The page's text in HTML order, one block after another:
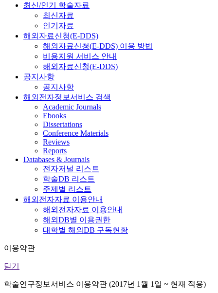
최신/인기 학술자료
최신자료
인기자료
해외자료신청(E-DDS)
해외자료신청(E-DDS) 이용 방법
비용지원 서비스 안내
해외자료신청(E-DDS)
공지사항
공지사항
해외전자정보서비스 검색
Academic Journals
Ebooks
Dissertations
Conference Materials
Reviews
Reports
Databases & Journals
전자저널 리스트
학술DB 리스트
주제별 리스트
해외전자자료 이용안내
해외전자자료 이용안내
해외DB별 이용권한
대학별 해외DB 구독현황
이용약관
닫기
학술연구정보서비스 이용약관 (2017년 1월 1일 ~ 현재 적용)